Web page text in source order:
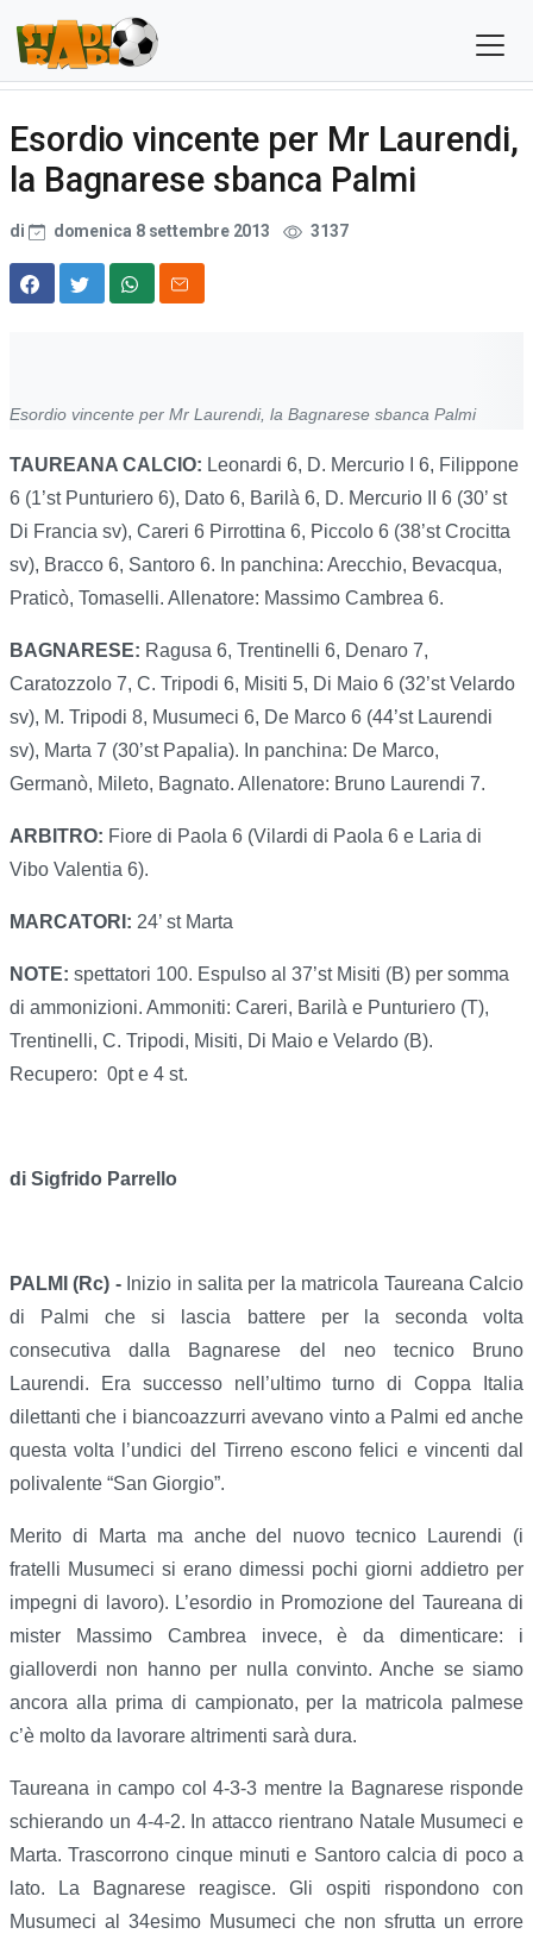
Esordio vincente per Mr Laurendi,
la Bagnarese sbanca Palmi
di domenica 8 settembre 2013 3137
Esordio vincente per Mr Laurendi, la Bagnarese sbanca Palmi
TAUREANA CALCIO: Leonardi 6, D. Mercurio I 6, Filippone
6 (1’st Punturiero 6), Dato 6, Barilà 6, D. Mercurio II 6 (30’ st
Di Francia sv), Careri 6 Pirrottina 6, Piccolo 6 (38’st Crocitta
sv), Bracco 6, Santoro 6. In panchina: Arecchio, Bevacqua,
Praticò, Tomaselli. Allenatore: Massimo Cambrea 6.
BAGNARESE: Ragusa 6, Trentinelli 6, Denaro 7,
Caratozzolo 7, C. Tripodi 6, Misiti 5, Di Maio 6 (32’st Velardo
sv), M. Tripodi 8, Musumeci 6, De Marco 6 (44’st Laurendi
sv), Marta 7 (30’st Papalia). In panchina: De Marco,
Germanò, Mileto, Bagnato. Allenatore: Bruno Laurendi 7.
ARBITRO: Fiore di Paola 6 (Vilardi di Paola 6 e Laria di
Vibo Valentia 6).
MARCATORI: 24’ st Marta
NOTE: spettatori 100. Espulso al 37’st Misiti (B) per somma
di ammonizioni. Ammoniti: Careri, Barilà e Punturiero (T),
Trentinelli, C. Tripodi, Misiti, Di Maio e Velardo (B).
Recupero: 0pt e 4 st.
di Sigfrido Parrello
PALMI (Rc) -Inizio in salita per la matricola Taureana Calcio
di Palmi che si lascia battere per la seconda volta
consecutiva dalla Bagnarese del neo tecnico Bruno
Laurendi. Era successo nell’ultimo turno di Coppa Italia
dilettanti che i biancoazzurri avevano vinto a Palmi ed anche
questa volta l’undici del Tirreno escono felici e vincenti dal
polivalente “San Giorgio”.
Merito di Marta ma anche del nuovo tecnico Laurendi (i
fratelli Musumeci si erano dimessi pochi giorni addietro per
impegni di lavoro). L’esordio in Promozione del Taureana di
mister Massimo Cambrea invece, è da dimenticare: i
gialloverdi non hanno per nulla convinto. Anche se siamo
ancora alla prima di campionato, per la matricola palmese
c’è molto da lavorare altrimenti sarà dura.
Taureana in campo col 4-3-3 mentre la Bagnarese risponde
schierando un 4-4-2. In attacco rientrano Natale Musumeci e
Marta. Trascorrono cinque minuti e Santoro calcia di poco a
lato. La Bagnarese reagisce. Gli ospiti rispondono con
Musumeci al 34esimo Musumeci che non sfrutta un errore